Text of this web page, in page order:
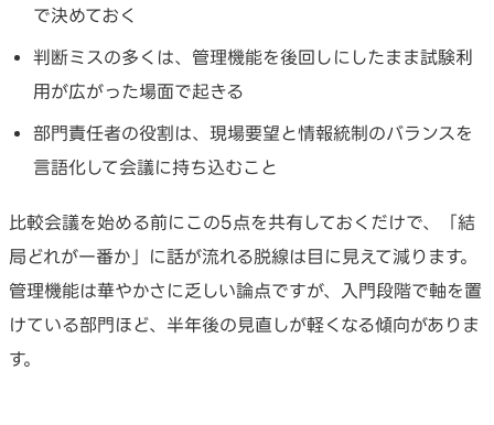
で決めておく
判断ミスの多くは、管理機能を後回しにしたまま試験利
用が広がった場面で起きる
部門責任者の役割は、現場要望と情報統制のバランスを
言語化して会議に持ち込むこと
比較会議を始める前にこの5点を共有しておくだけで、「結
局どれが一番か」に話が流れる脱線は目に見えて減ります。
管理機能は華やかさに乏しい論点ですが、入門段階で軸を置
けている部門ほど、半年後の見直しが軽くなる傾向がありま
す。